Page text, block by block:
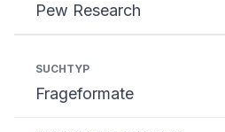
Pew Research
Frageformate